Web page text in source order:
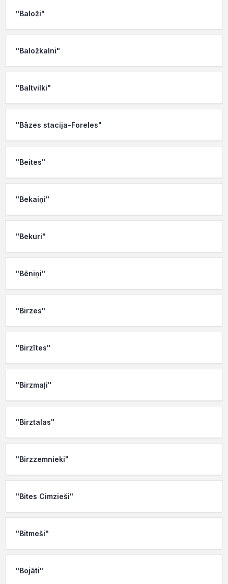
"Baloži"
"Baložkalni"
"Baltvilki"
"Bāzes stacija-Foreles"
"Beites"
"Bekaiņi"
"Bekuri"
"Bēniņi"
"Birzes"
"Birzītes"
"Birzmaļi"
"Birztalas"
"Birzzemnieki"
"Bites Cimzieši"
"Bitmeši"
"Bojāti"